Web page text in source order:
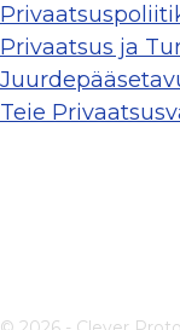
Privaatsus ja
Teie